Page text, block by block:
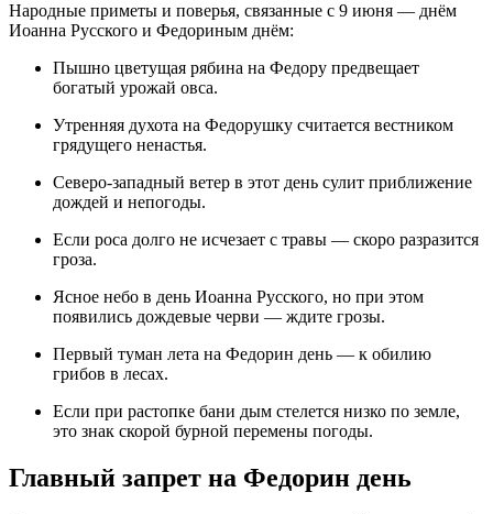
Народные приметы и поверья, связанные с 9 июня — днём
Иоанна Русского и Федориным днём:
Пышно цветущая рябина на Федору предвещает
богатый урожай овса.
Утренняя духота на Федорушку считается вестником
грядущего ненастья.
Северо-западный ветер в этот день сулит приближение
дождей и непогоды.
Если роса долго не исчезает с травы — скоро разразится
гроза.
Ясное небо в день Иоанна Русского, но при этом
появились дождевые черви — ждите грозы.
Первый туман лета на Федорин день — к обилию
грибов в лесах.
Если при растопке бани дым стелется низко по земле,
это знак скорой бурной перемены погоды.
Главный запрет на Федорин день